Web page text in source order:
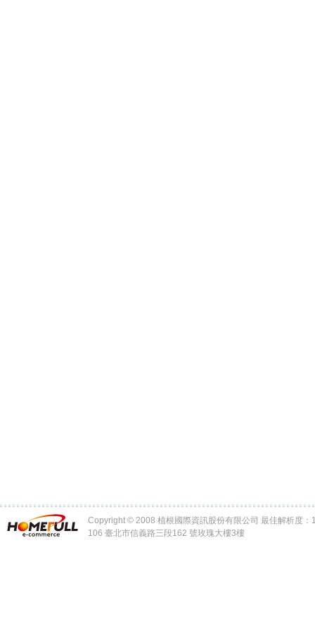
Copyright © 2008 植根國際資訊股份有限公司 最佳解析度：
106 臺北市信義路三段162 號玫瑰大樓3樓